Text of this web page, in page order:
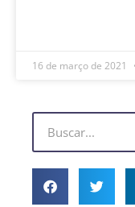
16 de março de 2021